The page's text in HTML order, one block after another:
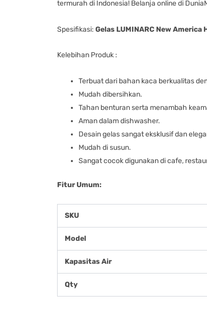
termurah di Indonesia! Belanja online di
Spesifikasi: Gelas LUMINARC New America
Kelebihan Produk :
Terbuat dari bahan kaca berkualitas
Mudah dibersihkan.
Tahan benturan serta menambah
Aman dalam dishwasher.
Desain gelas sangat eksklusif dan
Mudah di susun.
Sangat cocok digunakan di cafe,
Fitur Umum:
SKU
Model
Kapasitas Air
Qty